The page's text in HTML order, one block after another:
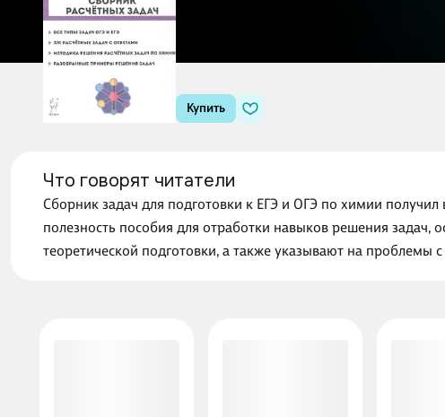
Купить
Что говорят читатели
Сборник задач для подготовки к ЕГЭ и ОГЭ по химии
полезность пособия для отработки навыков решения
теоретической подготовки, а также указывают на проблемы